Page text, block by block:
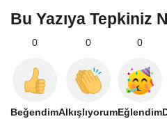
Bu Yazıya Tepkiniz
0
Beğendim
0
Alkışlıyorum
0
Eğlendim